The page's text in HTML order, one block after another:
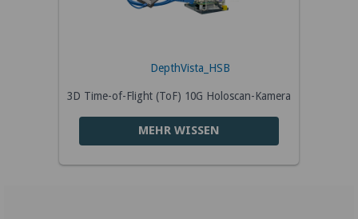
DepthVista_HSB
3D Time-of-Flight (ToF) 10G Holoscan-Kamera
MEHR WISSEN